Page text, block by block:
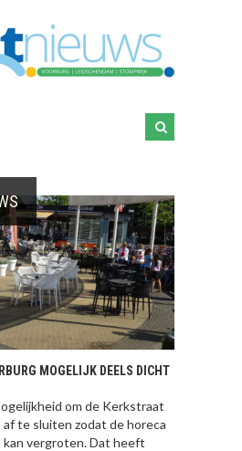
MOGELIJK DEELS DICHT
om de Kerkstraat
te sluiten zodat de horeca
kan vergroten. Dat heeft